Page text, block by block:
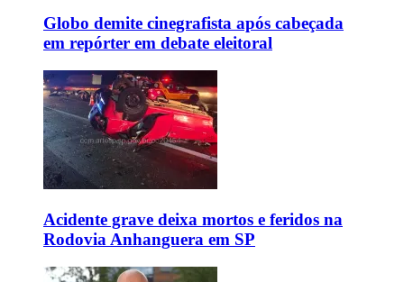
Globo demite cinegrafista após cabeçada
em repórter em debate eleitoral
Acidente grave deixa mortos e feridos na
Rodovia Anhanguera em SP